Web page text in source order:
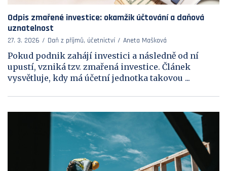
Odpis zmařené investice: okamžik účtování a daňová
uznatelnost
27. 3. 2026 Daň z příjmů, účetnictví Aneta Mašková
Pokud podnik zahájí investici a následně od ní
upustí, vzniká tzv. zmařená investice. Článek
vysvětluje, kdy má účetní jednotka takovou ...